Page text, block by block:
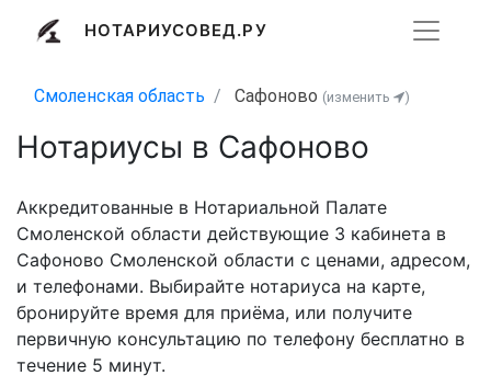
НОТАРИУСОВЕД.РУ
Смоленская область Сафоново (изменить )
Нотариусы в Сафоново
Аккредитованные в Нотариальной Палате
Смоленской области действующие 3 кабинета в
Сафоново Смоленской области с ценами, адресом,
и телефонами. Выбирайте нотариуса на карте,
бронируйте время для приёма, или получите
первичную консультацию по телефону бесплатно в
течение 5 минут.